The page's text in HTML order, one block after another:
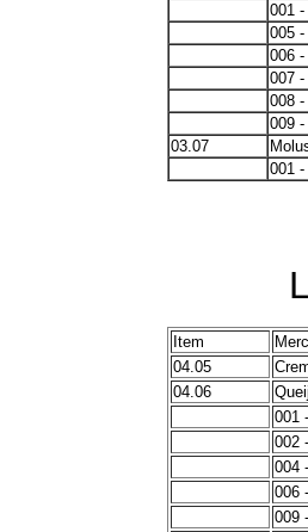
001 -
005
006
007
008
009 -
03.07
001
Item
04.05
04.06
001
002
004
006
009